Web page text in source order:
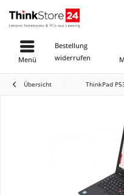
Bestellung
widerrufen
Menü
Übersicht ThinkPad